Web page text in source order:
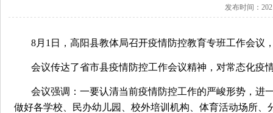
发布时间：
8月1日，高阳县教体局召开疫情防控教育专班工作会议
会议传达了省市县疫情防控工作会议精神，对常态化疫
会议强调：一要认清当前疫情防控工作的严峻形势，进
做好各学校、民办幼儿园、校外培训机构、体育活动场所